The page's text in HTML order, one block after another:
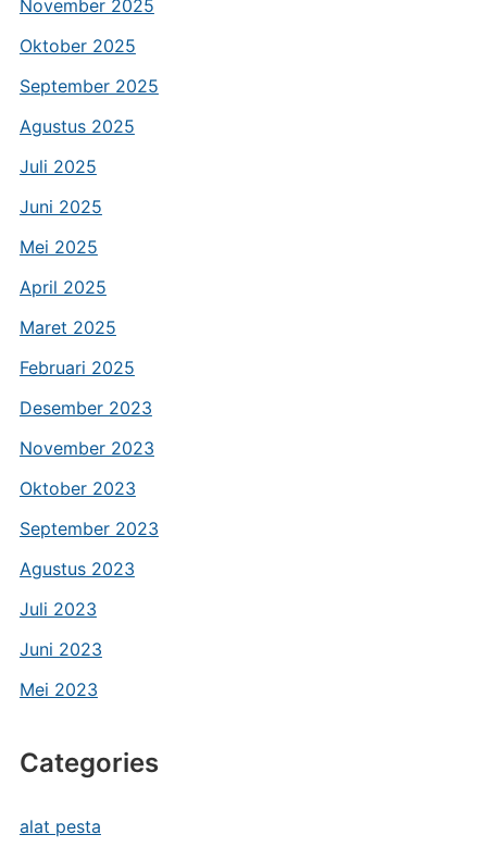
November 2025
Oktober 2025
September 2025
Agustus 2025
Juli 2025
Juni 2025
Mei 2025
April 2025
Maret 2025
Februari 2025
Desember 2023
November 2023
Oktober 2023
September 2023
Agustus 2023
Juli 2023
Juni 2023
Mei 2023
Categories
alat pesta